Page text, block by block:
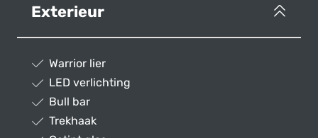
Exterieur
Warrior lier
LED verlichting
Bull bar
Trekhaak